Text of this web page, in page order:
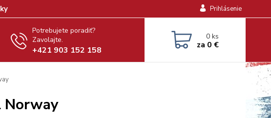
Prihlásenie
Potrebujete poradiť?
Zavolajte.
+421 903 152 158
0ks
za 0 €
Norway